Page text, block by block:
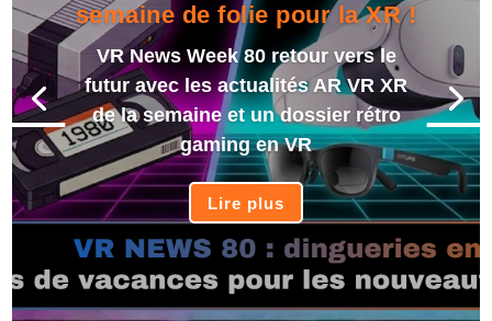
semaine de folie pour la XR !
VR News Week 80 retour vers le
futur avec les actualités AR VR XR
de la semaine et un dossier rétro
gaming en VR
Lire plus